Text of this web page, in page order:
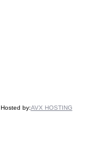
Hosted by:AVX HOSTING